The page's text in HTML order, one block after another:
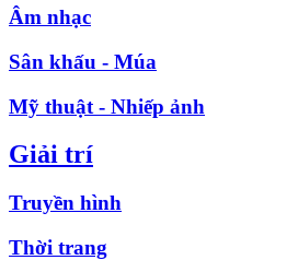
Âm nhạc
Sân khấu - Múa
Mỹ thuật - Nhiếp ảnh
Giải trí
Truyền hình
Thời trang